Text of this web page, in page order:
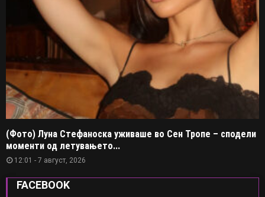
(Фото) Луна Стефаноска уживаше во Сен Тропе – сподели
моменти од летувањето...
12:01 - 7 август, 2026
FACEBOOK